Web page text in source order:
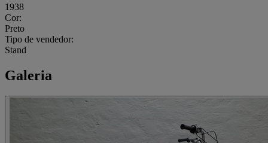
1938
Cor:
Preto
Tipo de vendedor:
Stand
Galeria